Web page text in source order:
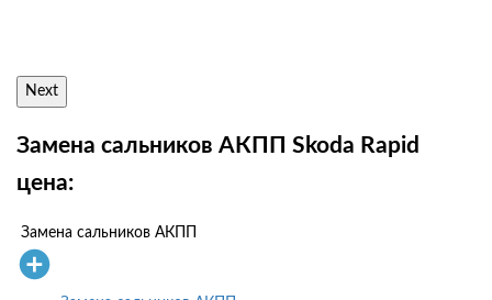
Next
Замена сальников АКПП Skoda Rapid
цена:
Замена сальников АКПП